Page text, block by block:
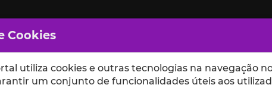
Cookies
utiliza cookies e outras tecnologias na navegação
um conjunto de funcionalidades úteis aos